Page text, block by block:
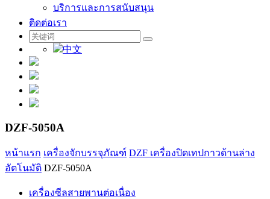
บริการและการสนับสนุน
ติดต่อเรา
中文
DZF-5050A
หน้าแรก เครื่องจักบรรจุภัณฑ์ DZF เครื่องปิดเทปกาวด้านล่าง
อัตโนมัติ DZF-5050A
เครื่องซีลสายพานต่อเนื่อง